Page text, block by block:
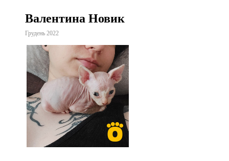
Валентина Новик
Грудень 2022